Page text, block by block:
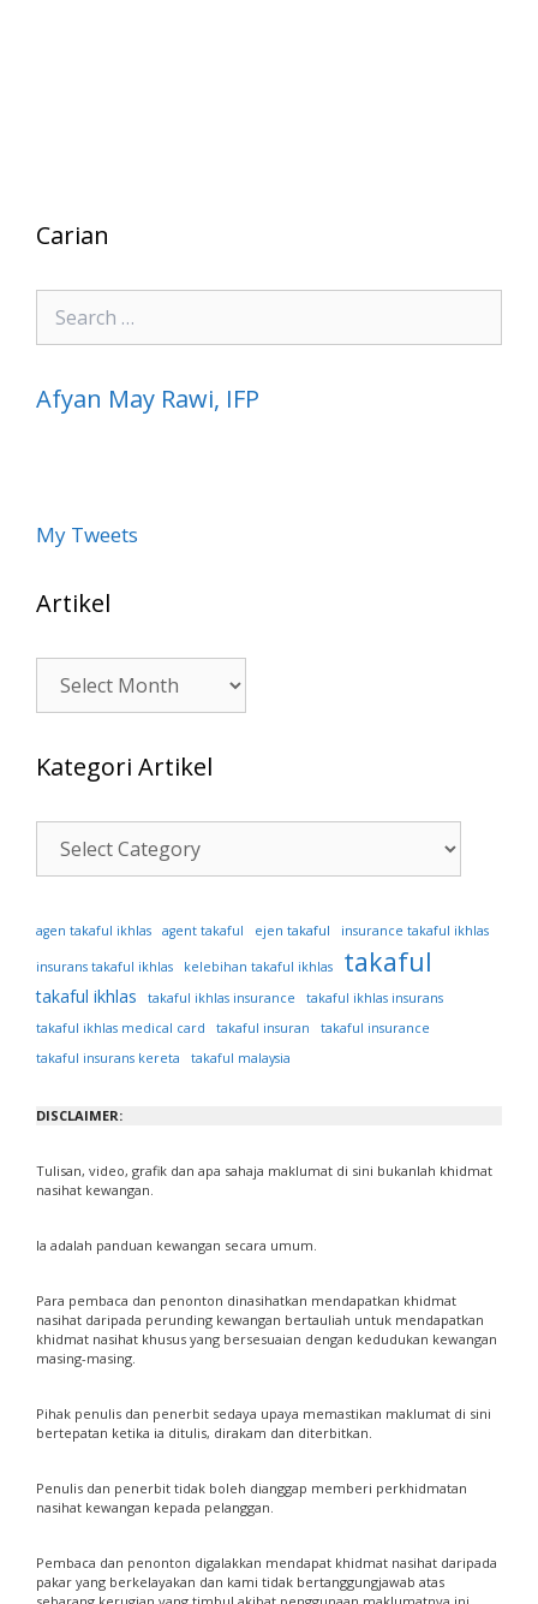
Carian
Search
for:
Afyan May Rawi, IFP
My Tweets
Artikel
Artikel
Kategori Artikel
Kategori
Artikel
agen takaful ikhlas agent takaful ejen takaful insurance takaful ikhlas
insurans takaful ikhlas kelebihan takaful ikhlas takaful
takaful ikhlas takaful ikhlas insurance
takaful ikhlas insurans
takaful ikhlas medical card
takaful insuran
takaful insurance
takaful insurans kereta
takaful malaysia
DISCLAIMER:
Tulisan, video, grafik dan apa sahaja maklumat di sini bukanlah khidmat
nasihat kewangan.
Ia adalah panduan kewangan secara umum.
Para pembaca dan penonton dinasihatkan mendapatkan khidmat
nasihat daripada perunding kewangan bertauliah untuk mendapatkan
khidmat nasihat khusus yang bersesuaian dengan kedudukan kewangan
masing-masing.
Pihak penulis dan penerbit sedaya upaya memastikan maklumat di sini
bertepatan ketika ia ditulis, dirakam dan diterbitkan.
Penulis dan penerbit tidak boleh dianggap memberi perkhidmatan
nasihat kewangan kepada pelanggan.
Pembaca dan penonton digalakkan mendapat khidmat nasihat daripada
pakar yang berkelayakan dan kami tidak bertanggungjawab atas